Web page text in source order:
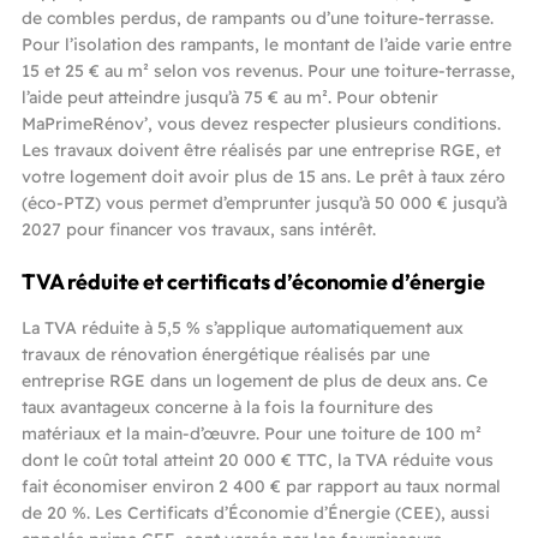
de combles perdus, de rampants ou d’une toiture-terrasse.
Pour l’isolation des rampants, le montant de l’aide varie entre
15 et 25 € au m² selon vos revenus. Pour une toiture-terrasse,
l’aide peut atteindre jusqu’à 75 € au m². Pour obtenir
MaPrimeRénov’, vous devez respecter plusieurs conditions.
Les travaux doivent être réalisés par une entreprise RGE, et
votre logement doit avoir plus de 15 ans. Le prêt à taux zéro
(éco-PTZ) vous permet d’emprunter jusqu’à 50 000 € jusqu’à
2027 pour financer vos travaux, sans intérêt.
TVA réduite et certificats d’économie d’énergie
La TVA réduite à 5,5 % s’applique automatiquement aux
travaux de rénovation énergétique réalisés par une
entreprise RGE dans un logement de plus de deux ans. Ce
taux avantageux concerne à la fois la fourniture des
matériaux et la main-d’œuvre. Pour une toiture de 100 m²
dont le coût total atteint 20 000 € TTC, la TVA réduite vous
fait économiser environ 2 400 € par rapport au taux normal
de 20 %. Les Certificats d’Économie d’Énergie (CEE), aussi